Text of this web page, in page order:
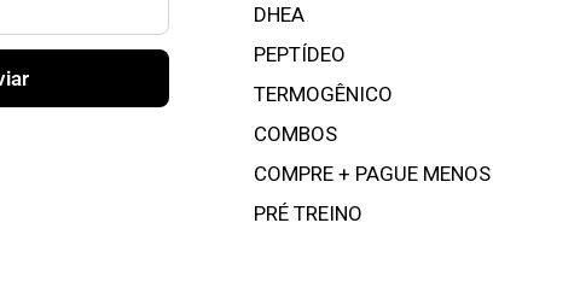
DHEA
PEPTÍDEO
TERMOGÊNICO
COMBOS
COMPRE + PAGUE MENOS
PRÉ TREINO